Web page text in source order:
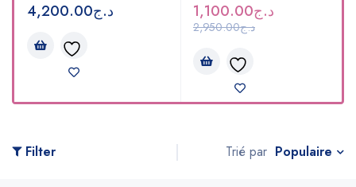
د.ج4,200.00
د.ج2,950.00
د.ج1,100.00
Filter Trié par Populaire